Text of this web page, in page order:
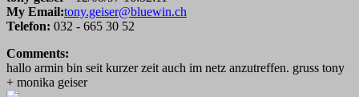
My Email:tony.geiser@bluewin.ch
Telefon: 032 - 665 30 52
Comments:
hallo armin bin seit kurzer zeit auch im netz anzutreffen. gruss tony
+ monika geiser